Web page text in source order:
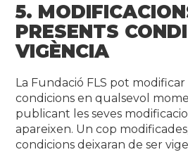
5.
PRESENTS
VIGÈNCIA
La Fundació FLS pot
condicions en qualsevol
publicant les seves
apareixen. Un cop
condicions deixaran de ser